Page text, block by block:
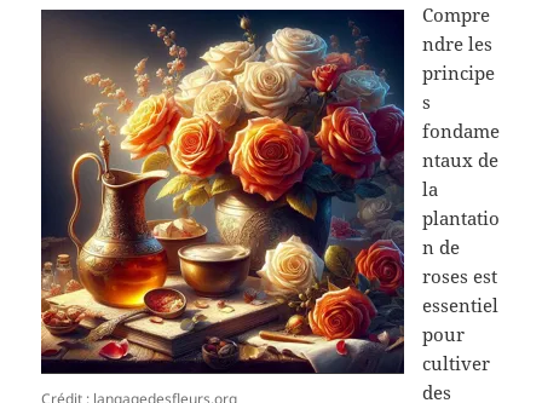
Crédit : langagedesfleurs.org
Compre
ndre les
principe
s
fondame
ntaux de
la
plantatio
n de
roses est
essentiel
pour
cultiver
des